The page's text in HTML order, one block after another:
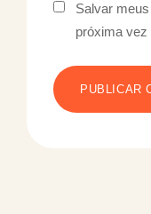
Salvar
próxima vez